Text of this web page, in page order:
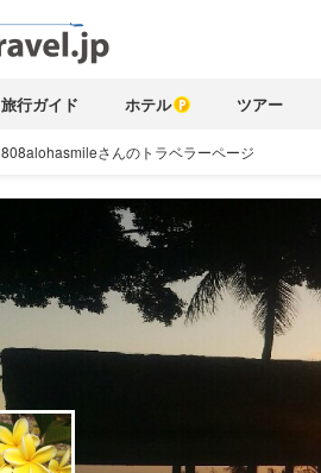
旅行ガイド ホテル ツアー
808alohasmileさんのトラベラーページ